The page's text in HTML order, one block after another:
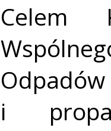
Celem
i